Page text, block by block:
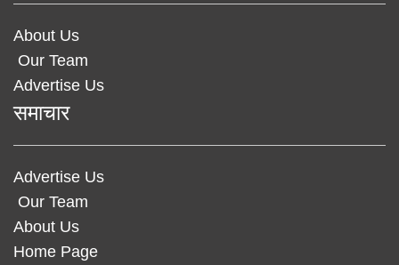
About Us
Our Team
Advertise Us
समाचार
Advertise Us
Our Team
About Us
Home Page